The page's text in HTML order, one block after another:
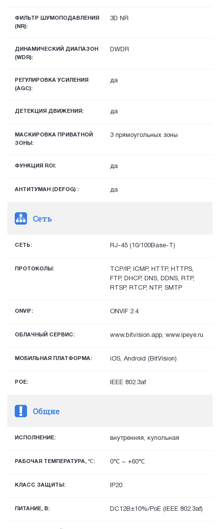
ФИЛЬТР ШУМОПОДАВЛЕНИЯ
(NR):
3D NR
ДИНАМИЧЕСКИЙ ДИАПАЗОН
(WDR):
DWDR
РЕГУЛИРОВКА УСИЛЕНИЯ
(AGC):
да
ДЕТЕКЦИЯ ДВИЖЕНИЯ: да
МАСКИРОВКА ПРИВАТНОЙ
ЗОНЫ:
3 прямоугольных зоны
ФУНКЦИЯ ROI: да
АНТИТУМАН (DEFOG) : да
Сеть
СЕТЬ: RJ-45 (10/100Base-T)
ПРОТОКОЛЫ:
TCP/IP, ICMP, HTTP, HTTPS,
FTP, DHCP, DNS, DDNS, RTP,
RTSP, RTCP, NTP, SMTP
ONVIF: ONVIF 2.4
ОБЛАЧНЫЙ СЕРВИС: www.bitvision.app, www.ipeye.ru
МОБИЛЬНАЯ ПЛАТФОРМА: iOS, Android (BitVision)
POE: IEEE 802.3af
Общие
ИСПОЛНЕНИЕ: внутренняя, купольная
РАБОЧАЯ ТЕМПЕРАТУРА, ℃: 0℃ ~ +60℃
КЛАСС ЗАЩИТЫ: IP20
ПИТАНИЕ, В: DC12В±10%/PoE (IEEE 802.3af)